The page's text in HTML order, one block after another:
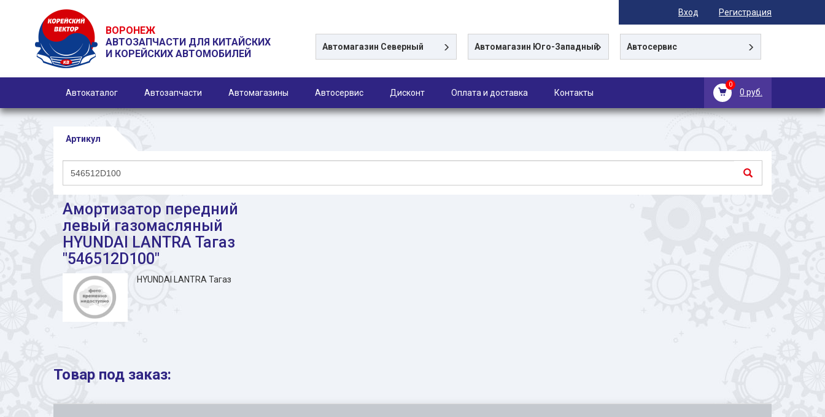
Вход Регистрация
ВОРОНЕЖ
АВТОЗАПЧАСТИ ДЛЯ КИТАЙСКИХ
И КОРЕЙСКИХ АВТОМОБИЛЕЙ
Автомагазин Северный Автомагазин Юго-Западный Автосервис
0
0 руб.
Автокаталог Автозапчасти Автомагазины Автосервис Дисконт Оплата и доставка Контакты
Артикул
Амортизатор передний
левый газомасляный
HYUNDAI LANTRA Тагаз
"546512D100"
HYUNDAI LANTRA Тагаз
Товар под заказ: